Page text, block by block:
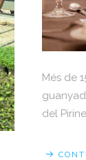
Més de
del